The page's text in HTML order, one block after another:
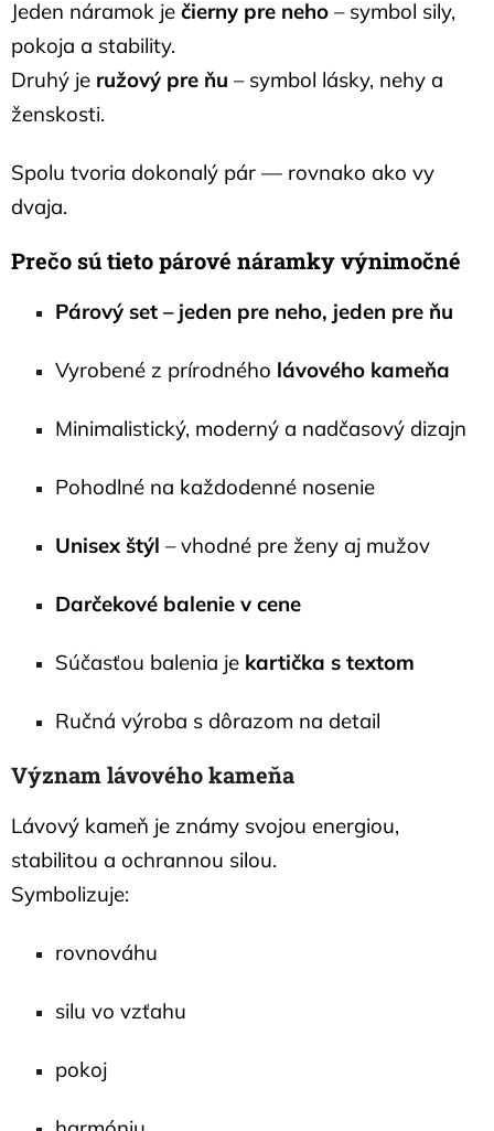
Jeden náramok je čierny pre neho – symbol sily,
pokoja a stability.
Druhý je ružový pre ňu – symbol lásky, nehy a
ženskosti.
Spolu tvoria dokonalý pár — rovnako ako vy
dvaja.
Prečo sú tieto párové náramky výnimočné
Párový set – jeden pre neho, jeden pre ňu
Vyrobené z prírodného lávového kameňa
Minimalistický, moderný a nadčasový dizajn
Pohodlné na každodenné nosenie
Unisex štýl – vhodné pre ženy aj mužov
Darčekové balenie v cene
Súčasťou balenia je kartička s textom
Ručná výroba s dôrazom na detail
Význam lávového kameňa
Lávový kameň je známy svojou energiou,
stabilitou a ochrannou silou.
Symbolizuje:
rovnováhu
silu vo vzťahu
pokoj